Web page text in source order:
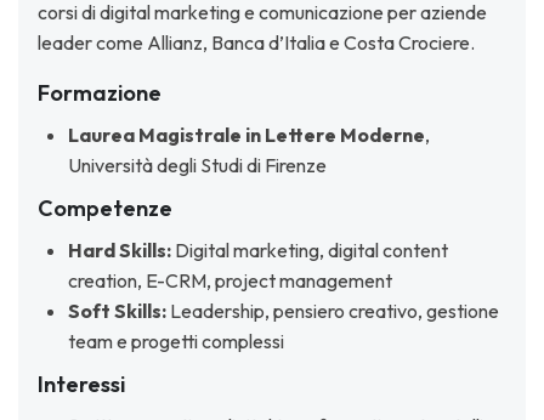
corsi di digital marketing e comunicazione per aziende
leader come Allianz, Banca d’Italia e Costa Crociere.
Formazione
Laurea Magistrale in Lettere Moderne,
Università degli Studi di Firenze
Competenze
Hard Skills: Digital marketing, digital content
creation, E-CRM, project management
Soft Skills: Leadership, pensiero creativo, gestione
team e progetti complessi
Interessi